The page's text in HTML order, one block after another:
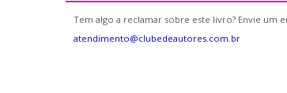
Tem algo a reclamar sobre este livro? Envie um
atendimento@clubedeautores.com.br